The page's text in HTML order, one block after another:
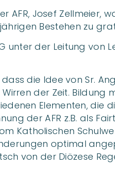
Josef Zellmeier,
Bestehen zu
der Leitung von
die Idee von Sr.
der Zeit.
Elementen, die
der AFR z.B. als
Katholischen
optimal
von der Diözese